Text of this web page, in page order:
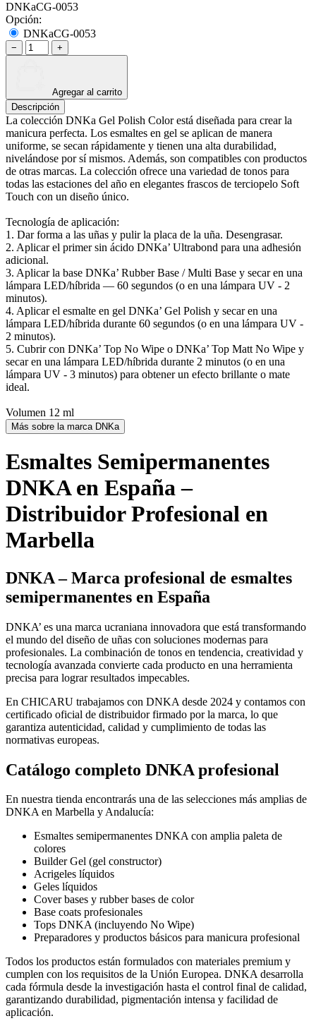
DNKaCG-0053
Opción:
DNKaCG-0053
− +
Agregar al carrito
Descripción
La colección DNKa Gel Polish Color está diseñada para crear la
manicura perfecta. Los esmaltes en gel se aplican de manera
uniforme, se secan rápidamente y tienen una alta durabilidad,
nivelándose por sí mismos. Además, son compatibles con productos
de otras marcas. La colección ofrece una variedad de tonos para
todas las estaciones del año en elegantes frascos de terciopelo Soft
Touch con un diseño único.
Tecnología de aplicación:
1. Dar forma a las uñas y pulir la placa de la uña. Desengrasar.
2. Aplicar el primer sin ácido DNKa’ Ultrabond para una adhesión
adicional.
3. Aplicar la base DNKa’ Rubber Base / Multi Base y secar en una
lámpara LED/híbrida — 60 segundos (o en una lámpara UV - 2
minutos).
4. Aplicar el esmalte en gel DNKa’ Gel Polish y secar en una
lámpara LED/híbrida durante 60 segundos (o en una lámpara UV -
2 minutos).
5. Cubrir con DNKa’ Top No Wipe o DNKa’ Top Matt No Wipe y
secar en una lámpara LED/híbrida durante 2 minutos (o en una
lámpara UV - 3 minutos) para obtener un efecto brillante o mate
ideal.
Volumen 12 ml
Más sobre la marca DNKa
Esmaltes Semipermanentes
DNKA en España –
Distribuidor Profesional en
Marbella
DNKA – Marca profesional de esmaltes
semipermanentes en España
DNKA’ es una marca ucraniana innovadora que está transformando
el mundo del diseño de uñas con soluciones modernas para
profesionales. La combinación de tonos en tendencia, creatividad y
tecnología avanzada convierte cada producto en una herramienta
precisa para lograr resultados impecables.
En CHICARU trabajamos con DNKA desde 2024 y contamos con
certificado oficial de distribuidor firmado por la marca, lo que
garantiza autenticidad, calidad y cumplimiento de todas las
normativas europeas.
Catálogo completo DNKA profesional
En nuestra tienda encontrarás una de las selecciones más amplias de
DNKA en Marbella y Andalucía:
Esmaltes semipermanentes DNKA con amplia paleta de
colores
Builder Gel (gel constructor)
Acrigeles líquidos
Geles líquidos
Cover bases y rubber bases de color
Base coats profesionales
Tops DNKA (incluyendo No Wipe)
Preparadores y productos básicos para manicura profesional
Todos los productos están formulados con materiales premium y
cumplen con los requisitos de la Unión Europea. DNKA desarrolla
cada fórmula desde la investigación hasta el control final de calidad,
garantizando durabilidad, pigmentación intensa y facilidad de
aplicación.